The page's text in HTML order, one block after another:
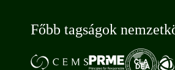
Főbb tagságok